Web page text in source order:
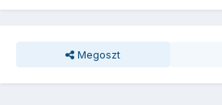
Megoszt